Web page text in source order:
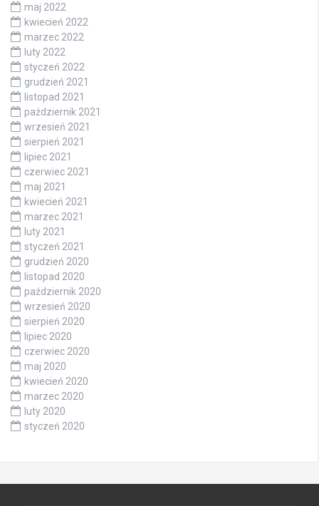
maj 2022
kwiecień 2022
marzec 2022
luty 2022
styczeń 2022
grudzień 2021
listopad 2021
październik 2021
wrzesień 2021
sierpień 2021
lipiec 2021
czerwiec 2021
maj 2021
kwiecień 2021
marzec 2021
luty 2021
styczeń 2021
grudzień 2020
listopad 2020
październik 2020
wrzesień 2020
sierpień 2020
lipiec 2020
czerwiec 2020
maj 2020
kwiecień 2020
marzec 2020
luty 2020
styczeń 2020